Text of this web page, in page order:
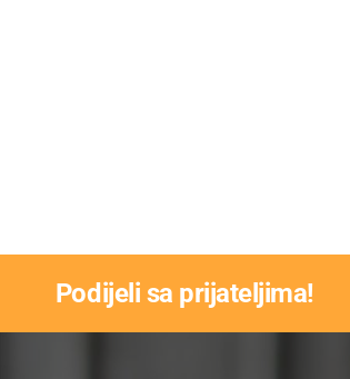
Podijeli sa prijateljima!